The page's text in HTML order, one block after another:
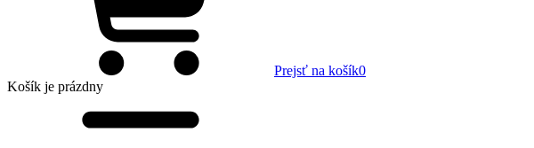
Prejsť na košík0
Košík je prázdny